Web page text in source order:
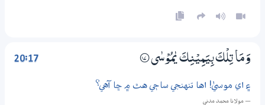
20:17 وَمَا تِلْكَ بِيَمِيْنِكَ يٰمُوْسٰى ؁١7
۽ اي موسيٰ! اها تنهنجي ساڄي هٿ ۾ ڇا آهي؟
— مولانا محمد مدني